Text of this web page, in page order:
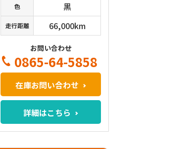
色 黒
走行距離 66,000km
お問い合わせ
0865-64-5858
在庫お問い合わせ
詳細はこちら